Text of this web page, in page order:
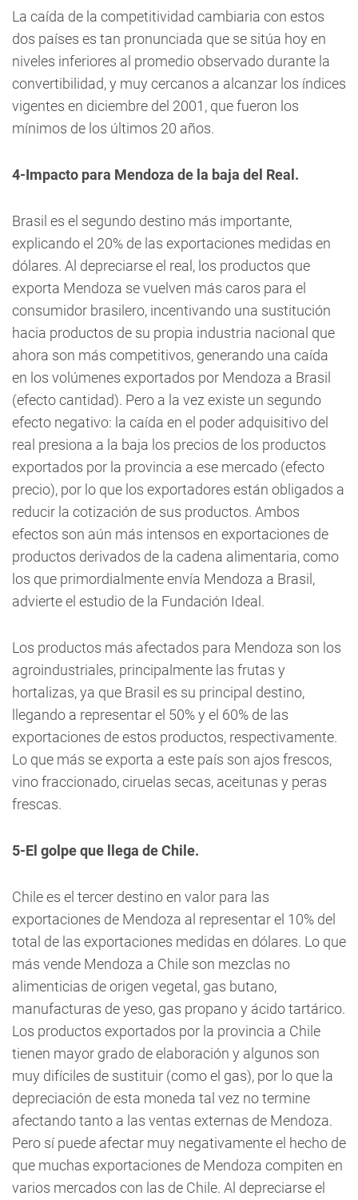
La caída de la competitividad cambiaria con estos
dos países es tan pronunciada que se sitúa hoy en
niveles inferiores al promedio observado durante la
convertibilidad, y muy cercanos a alcanzar los índices
vigentes en diciembre del 2001, que fueron los
mínimos de los últimos 20 años.
4-Impacto para Mendoza de la baja del Real.
Brasil es el segundo destino más importante,
explicando el 20% de las exportaciones medidas en
dólares. Al depreciarse el real, los productos que
exporta Mendoza se vuelven más caros para el
consumidor brasilero, incentivando una sustitución
hacia productos de su propia industria nacional que
ahora son más competitivos, generando una caída
en los volúmenes exportados por Mendoza a Brasil
(efecto cantidad). Pero a la vez existe un segundo
efecto negativo: la caída en el poder adquisitivo del
real presiona a la baja los precios de los productos
exportados por la provincia a ese mercado (efecto
precio), por lo que los exportadores están obligados a
reducir la cotización de sus productos. Ambos
efectos son aún más intensos en exportaciones de
productos derivados de la cadena alimentaria, como
los que primordialmente envía Mendoza a Brasil,
advierte el estudio de la Fundación Ideal.
Los productos más afectados para Mendoza son los
agroindustriales, principalmente las frutas y
hortalizas, ya que Brasil es su principal destino,
llegando a representar el 50% y el 60% de las
exportaciones de estos productos, respectivamente.
Lo que más se exporta a este país son ajos frescos,
vino fraccionado, ciruelas secas, aceitunas y peras
frescas.
5-El golpe que llega de Chile.
Chile es el tercer destino en valor para las
exportaciones de Mendoza al representar el 10% del
total de las exportaciones medidas en dólares. Lo que
más vende Mendoza a Chile son mezclas no
alimenticias de origen vegetal, gas butano,
manufacturas de yeso, gas propano y ácido tartárico.
Los productos exportados por la provincia a Chile
tienen mayor grado de elaboración y algunos son
muy difíciles de sustituir (como el gas), por lo que la
depreciación de esta moneda tal vez no termine
afectando tanto a las ventas externas de Mendoza.
Pero sí puede afectar muy negativamente el hecho de
que muchas exportaciones de Mendoza compiten en
varios mercados con las de Chile. Al depreciarse el